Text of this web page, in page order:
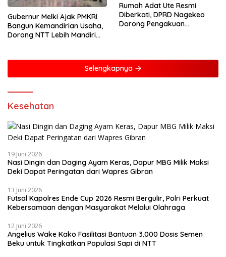
Gubernur Melki Ajak PMKRI
Bangun Kemandirian Usaha,
Dorong NTT Lebih Mandiri
Rumah Adat Ute Resmi
Diberkati, DPRD Nagekeo
Dorong Pengakuan
Selengkapnya
Kesehatan
19 Juni 2026
Nasi Dingin dan Daging Ayam Keras, Dapur MBG Milik Maksi
Deki Dapat Peringatan dari Wapres Gibran
13 Juni 2026
Futsal Kapolres Ende Cup 2026 Resmi Bergulir, Polri Perkuat
Kebersamaan dengan Masyarakat Melalui Olahraga
12 Juni 2026
Angelius Wake Kako Fasilitasi Bantuan 3.000 Dosis Semen
Beku untuk Tingkatkan Populasi Sapi di NTT